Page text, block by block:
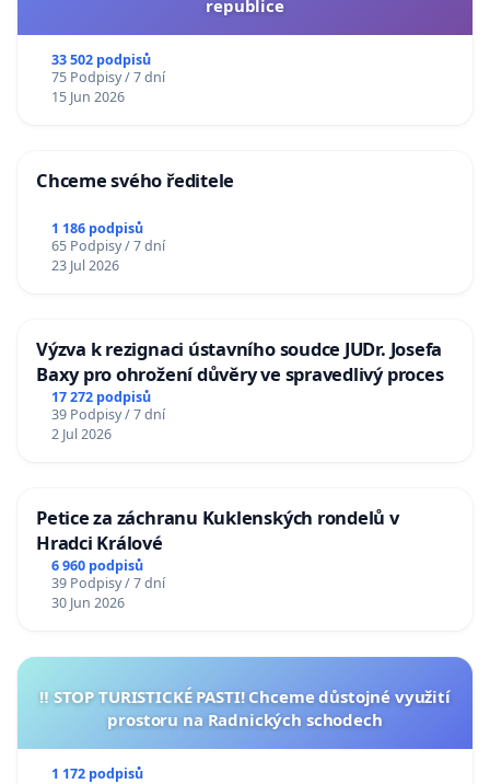
republice
33 502 podpisů
75 Podpisy / 7 dní
15 Jun 2026
Chceme svého ředitele
1 186 podpisů
65 Podpisy / 7 dní
23 Jul 2026
Výzva k rezignaci ústavního soudce JUDr. Josefa
Baxy pro ohrožení důvěry ve spravedlivý proces
17 272 podpisů
39 Podpisy / 7 dní
2 Jul 2026
Petice za záchranu Kuklenských rondelů v
Hradci Králové
6 960 podpisů
39 Podpisy / 7 dní
30 Jun 2026
‼️ STOP TURISTICKÉ PASTI! Chceme důstojné využití
prostoru na Radnických schodech
1 172 podpisů